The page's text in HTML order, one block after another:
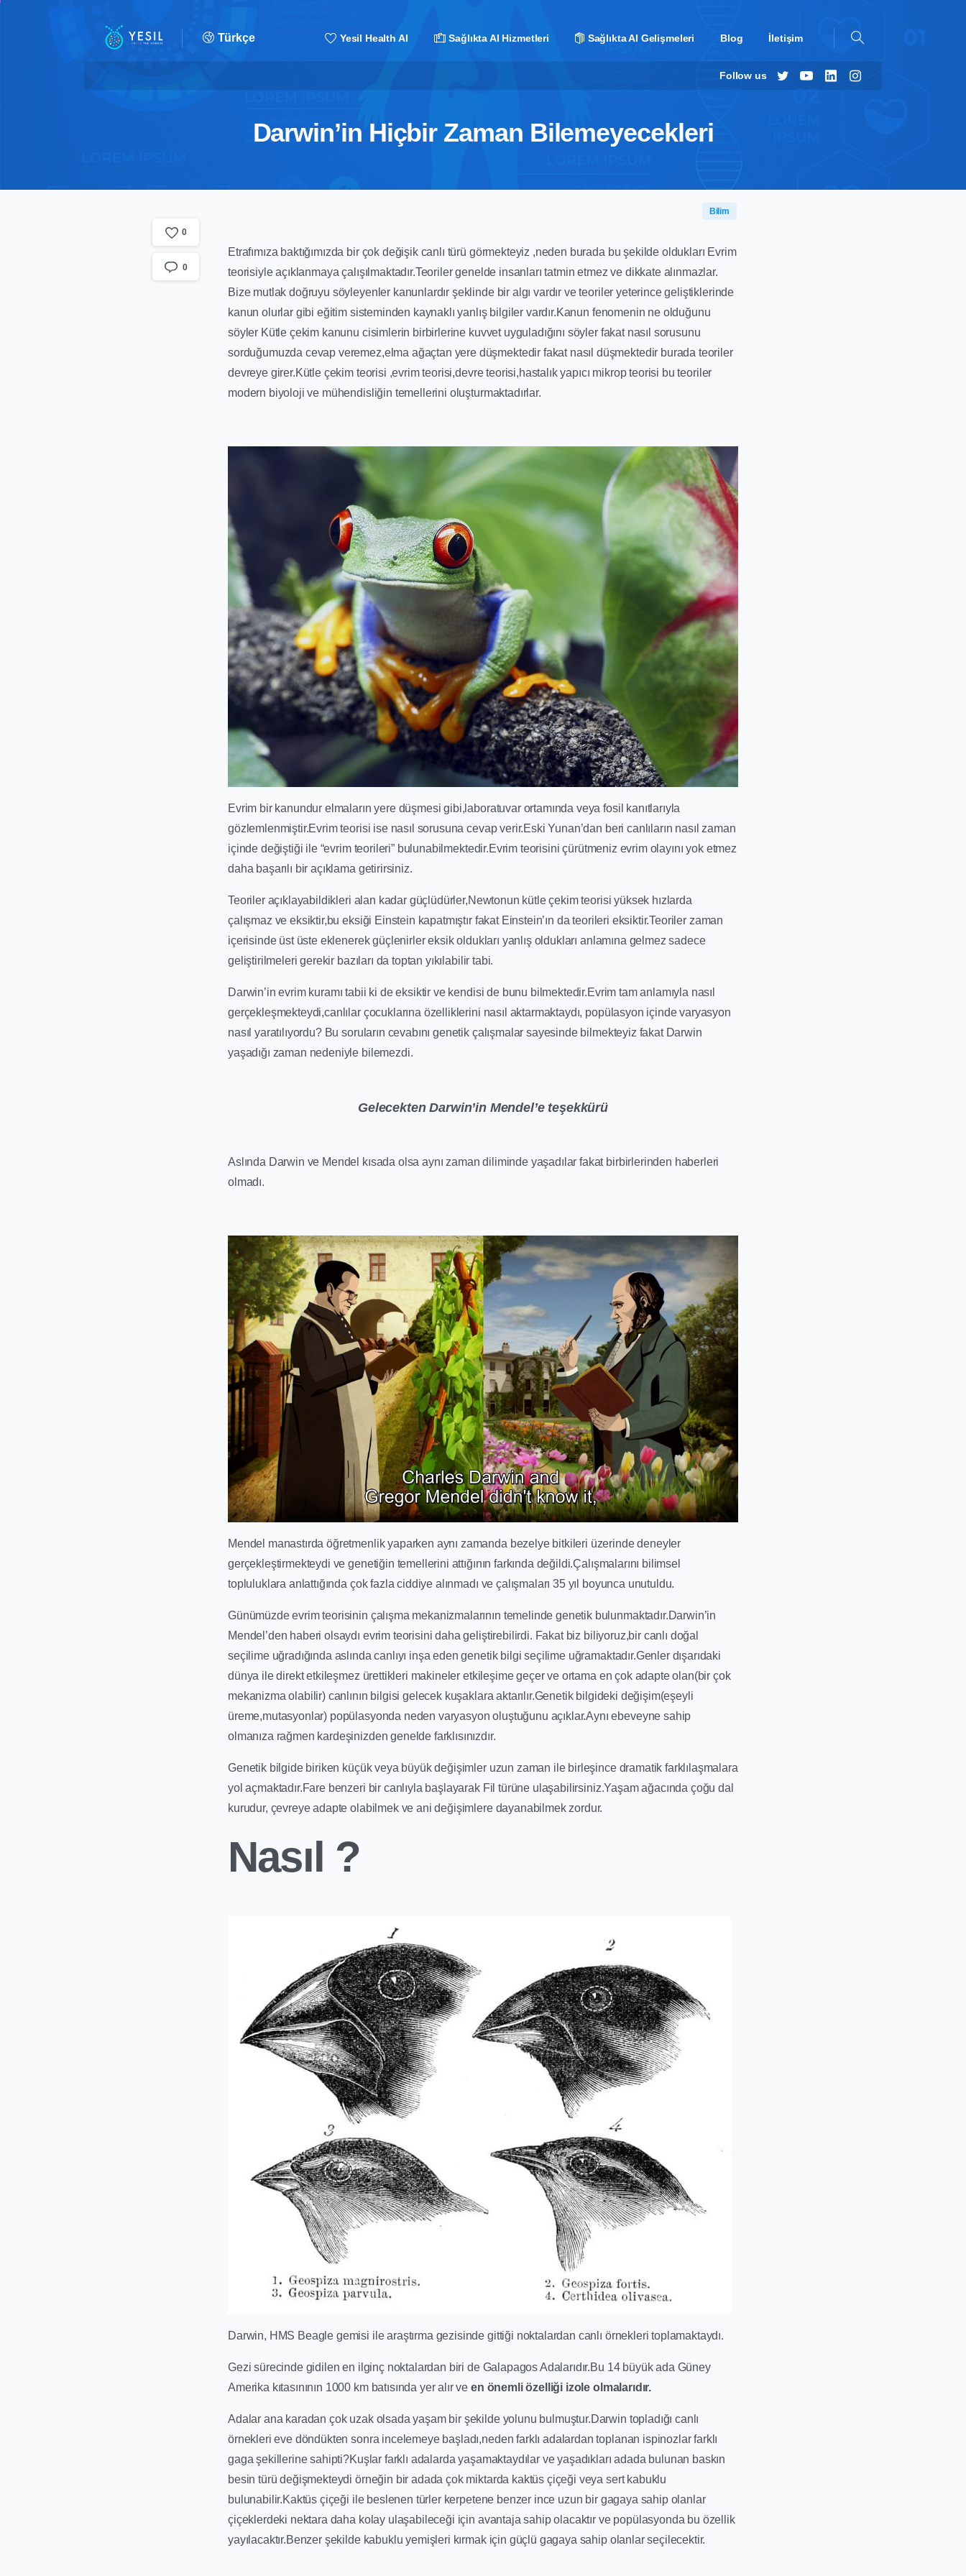
Türkçe Yesil Health AI Sağlıkta AI Hizmetleri Sağlıkta AI Gelişmeleri Blog İletişim
Follow us
Darwin’in Hiçbir Zaman Bilemeyecekleri
0
0
Bilim
Etrafımıza baktığımızda bir çok değişik canlı türü görmekteyiz ,neden burada bu şekilde oldukları Evrim
teorisiyle açıklanmaya çalışılmaktadır.Teoriler genelde insanları tatmin etmez ve dikkate alınmazlar.
Bize mutlak doğruyu söyleyenler kanunlardır şeklinde bir algı vardır ve teoriler yeterince geliştiklerinde
kanun olurlar gibi eğitim sisteminden kaynaklı yanlış bilgiler vardır.Kanun fenomenin ne olduğunu
söyler Kütle çekim kanunu cisimlerin birbirlerine kuvvet uyguladığını söyler fakat nasıl sorusunu
sorduğumuzda cevap veremez,elma ağaçtan yere düşmektedir fakat nasıl düşmektedir burada teoriler
devreye girer.Kütle çekim teorisi ,evrim teorisi,devre teorisi,hastalık yapıcı mikrop teorisi bu teoriler
modern biyoloji ve mühendisliğin temellerini oluşturmaktadırlar.
Evrim bir kanundur elmaların yere düşmesi gibi,laboratuvar ortamında veya fosil kanıtlarıyla
gözlemlenmiştir.Evrim teorisi ise nasıl sorusuna cevap verir.Eski Yunan’dan beri canlıların nasıl zaman
içinde değiştiği ile “evrim teorileri” bulunabilmektedir.Evrim teorisini çürütmeniz evrim olayını yok etmez
daha başarılı bir açıklama getirirsiniz.
Teoriler açıklayabildikleri alan kadar güçlüdürler,Newtonun kütle çekim teorisi yüksek hızlarda
çalışmaz ve eksiktir,bu eksiği Einstein kapatmıştır fakat Einstein’ın da teorileri eksiktir.Teoriler zaman
içerisinde üst üste eklenerek güçlenirler eksik oldukları yanlış oldukları anlamına gelmez sadece
geliştirilmeleri gerekir bazıları da toptan yıkılabilir tabi.
Darwin’in evrim kuramı tabii ki de eksiktir ve kendisi de bunu bilmektedir.Evrim tam anlamıyla nasıl
gerçekleşmekteydi,canlılar çocuklarına özelliklerini nasıl aktarmaktaydı, popülasyon içinde varyasyon
nasıl yaratılıyordu? Bu soruların cevabını genetik çalışmalar sayesinde bilmekteyiz fakat Darwin
yaşadığı zaman nedeniyle bilemezdi.
Gelecekten Darwin’in Mendel’e teşekkürü
Aslında Darwin ve Mendel kısada olsa aynı zaman diliminde yaşadılar fakat birbirlerinden haberleri
olmadı.
Mendel manastırda öğretmenlik yaparken aynı zamanda bezelye bitkileri üzerinde deneyler
gerçekleştirmekteydi ve genetiğin temellerini attığının farkında değildi.Çalışmalarını bilimsel
topluluklara anlattığında çok fazla ciddiye alınmadı ve çalışmaları 35 yıl boyunca unutuldu.
Günümüzde evrim teorisinin çalışma mekanizmalarının temelinde genetik bulunmaktadır.Darwin’in
Mendel’den haberi olsaydı evrim teorisini daha geliştirebilirdi. Fakat biz biliyoruz,bir canlı doğal
seçilime uğradığında aslında canlıyı inşa eden genetik bilgi seçilime uğramaktadır.Genler dışarıdaki
dünya ile direkt etkileşmez ürettikleri makineler etkileşime geçer ve ortama en çok adapte olan(bir çok
mekanizma olabilir) canlının bilgisi gelecek kuşaklara aktarılır.Genetik bilgideki değişim(eşeyli
üreme,mutasyonlar) popülasyonda neden varyasyon oluştuğunu açıklar.Aynı ebeveyne sahip
olmanıza rağmen kardeşinizden genelde farklısınızdır.
Genetik bilgide biriken küçük veya büyük değişimler uzun zaman ile birleşince dramatik farklılaşmalara
yol açmaktadır.Fare benzeri bir canlıyla başlayarak Fil türüne ulaşabilirsiniz.Yaşam ağacında çoğu dal
kurudur, çevreye adapte olabilmek ve ani değişimlere dayanabilmek zordur.
Nasıl ?
Darwin, HMS Beagle gemisi ile araştırma gezisinde gittiği noktalardan canlı örnekleri toplamaktaydı.
Gezi sürecinde gidilen en ilginç noktalardan biri de Galapagos Adalarıdır.Bu 14 büyük ada Güney
Amerika kıtasınının 1000 km batısında yer alır ve en önemli özelliği izole olmalarıdır.
Adalar ana karadan çok uzak olsada yaşam bir şekilde yolunu bulmuştur.Darwin topladığı canlı
örnekleri eve döndükten sonra incelemeye başladı,neden farklı adalardan toplanan ispinozlar farklı
gaga şekillerine sahipti?Kuşlar farklı adalarda yaşamaktaydılar ve yaşadıkları adada bulunan baskın
besin türü değişmekteydi örneğin bir adada çok miktarda kaktüs çiçeği veya sert kabuklu
bulunabilir.Kaktüs çiçeği ile beslenen türler kerpetene benzer ince uzun bir gagaya sahip olanlar
çiçeklerdeki nektara daha kolay ulaşabileceği için avantaja sahip olacaktır ve popülasyonda bu özellik
yayılacaktır.Benzer şekilde kabuklu yemişleri kırmak için güçlü gagaya sahip olanlar seçilecektir.